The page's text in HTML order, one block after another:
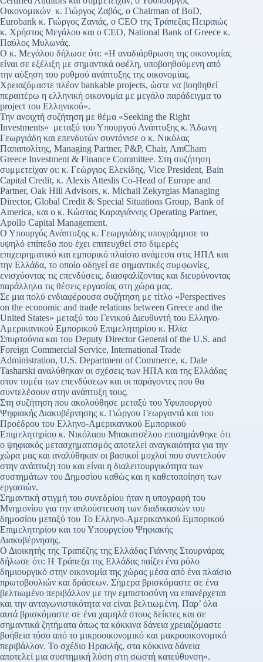
Οικονομικών κ. Γιώργος Ζαβός, ο Chairman of BoD,
Eurobank κ. Γιώργος Ζανιάς, ο CEO της Τράπεζας Πειραιώς
κ. Χρήστος Μεγάλου και ο CEO, National Bank of Greece κ.
Παύλος Μυλωνάς.
Ο κ. Μεγάλου δήλωσε ότι: «Η αναδιάρθρωση της οικονομίας
είναι σε εξέλιξη με σημαντικά οφέλη, υποβοηθούμενη από
την αύξηση του ρυθμού ανάπτυξης της οικονομίας.
Χρειαζόμαστε πλέον bankable projects, ώστε να βοηθηθεί
περαιτέρω η ελληνική οικονομία με μεγάλο παράδειγμα το
project του Ελληνικού».
Την ανοιχτή συζήτηση με θέμα «Seeking the Right
Investments» μεταξύ του Υπουργού Ανάπτυξης κ. Άδωνη
Γεωργιάδη και επενδυτών συντόνισε ο κ. Νικόλας
Παπαπολίτης, Managing Partner, P&P, Chair, AmCham
Greece Investment & Finance Committee. Στη συζήτηση
συμμετείχαν οι: κ. Γεώργιος Ελεκίδης, Vice President, Bain
Capital Credit, κ. Alexis Atteslis Co-Head of Europe and
Partner, Oak Hill Advisors, κ. Michail Zekyrgias Managing
Director, Global Credit & Special Situations Group, Bank of
America, και ο κ. Κώστας Καραγιάννης Operating Partner,
Apollo Capital Management.
Ο Υπουργός Ανάπτυξης κ. Γεωργιάδης υπογράμμισε το
υψηλό επίπεδο που έχει επιτευχθεί στο διμερές
επιχειρηματικό και εμπορικό πλαίσιο ανάμεσα στις ΗΠΑ και
την Ελλάδα, το οποίο οδηγεί σε σημαντικές συμφωνίες,
ενισχύοντας τις επενδύσεις, διασφαλίζοντας και διευρύνοντας
παράλληλα τις θέσεις εργασίας στη χώρα μας.
Σε μια πολύ ενδιαφέρουσα συζήτηση με τίτλο «Perspectives
on the economic and trade relations between Greece and the
United States» μεταξύ του Γενικού Διευθυντή του Ελληνο-
Αμερικανικού Εμπορικού Επιμελητηρίου κ. Ηλία
Σπυρτούνια και του Deputy Director General of the U.S. and
Foreign Commercial Service, International Trade
Administration, U.S. Department of Commerce, κ. Dale
Tasharski αναλύθηκαν οι σχέσεις των ΗΠΑ και της Ελλάδας
στον τομέα των επενδύσεων και οι παράγοντες που θα
συντελέσουν στην ανάπτυξη τους.
Στη συζήτηση που ακολούθησε μεταξύ του Υφυπουργού
Ψηφιακής Διακυβέρνησης κ. Γιώργου Γεωργαντά και του
Προέδρου του Ελληνο-Αμερικανικού Εμπορικού
Επιμελητηρίου κ. Νικόλαου Μπακατσέλου επισημάνθηκε ότι
ο ψηφιακός μετασχηματισμός αποτελεί αναγκαιότητα για την
χώρα μας και αναλύθηκαν οι βασικοί μοχλοί που συντελούν
στην ανάπτυξη του και είναι η διαλειτουργικότητα των
συστημάτων του Δημοσίου καθώς και η καθετοποίηση των
εργασιών.
Σημαντική στιγμή του συνεδρίου ήταν η υπογραφή του
Μνημονίου για την απλούστευση των διαδικασιών του
δημοσίου μεταξύ του Το Ελληνο-Αμερικανικού Εμπορικού
Επιμελητηρίου και του Υπουργείου Ψηφιακής
Διακυβέρνησης.
Ο Διοικητής της Τραπέζης της Ελλάδας Γιάννης Στουρνάρας
δήλωσε ότι: Η Τράπεζα της Ελλάδας παίζει ένα ρόλο
δημιουργικό στην οικονομία της χώρας μέσα από ένα πλαίσιο
πρωτοβουλιών και δράσεων. Σήμερα βρισκόμαστε σε ένα
βελτιωμένο περιβάλλον με την εμπιστοσύνη να επανέρχεται
και την ανταγωνιστικότητα να είναι βελτιωμένη. Παρ’ όλα
αυτά βρισκόμαστε σε ένα χαμηλά στους δείκτες και σε
σημαντικά ζητήματα όπως τα κόκκινα δάνεια χρειαζόμαστε
βοήθεια τόσο από το μικροοικονομικό και μακροοικονομικό
περιβάλλον. Το σχέδιο Ηρακλής, στα κόκκινα δάνεια
αποτελεί μια συστημική λύση στη σωστή κατεύθυνση».